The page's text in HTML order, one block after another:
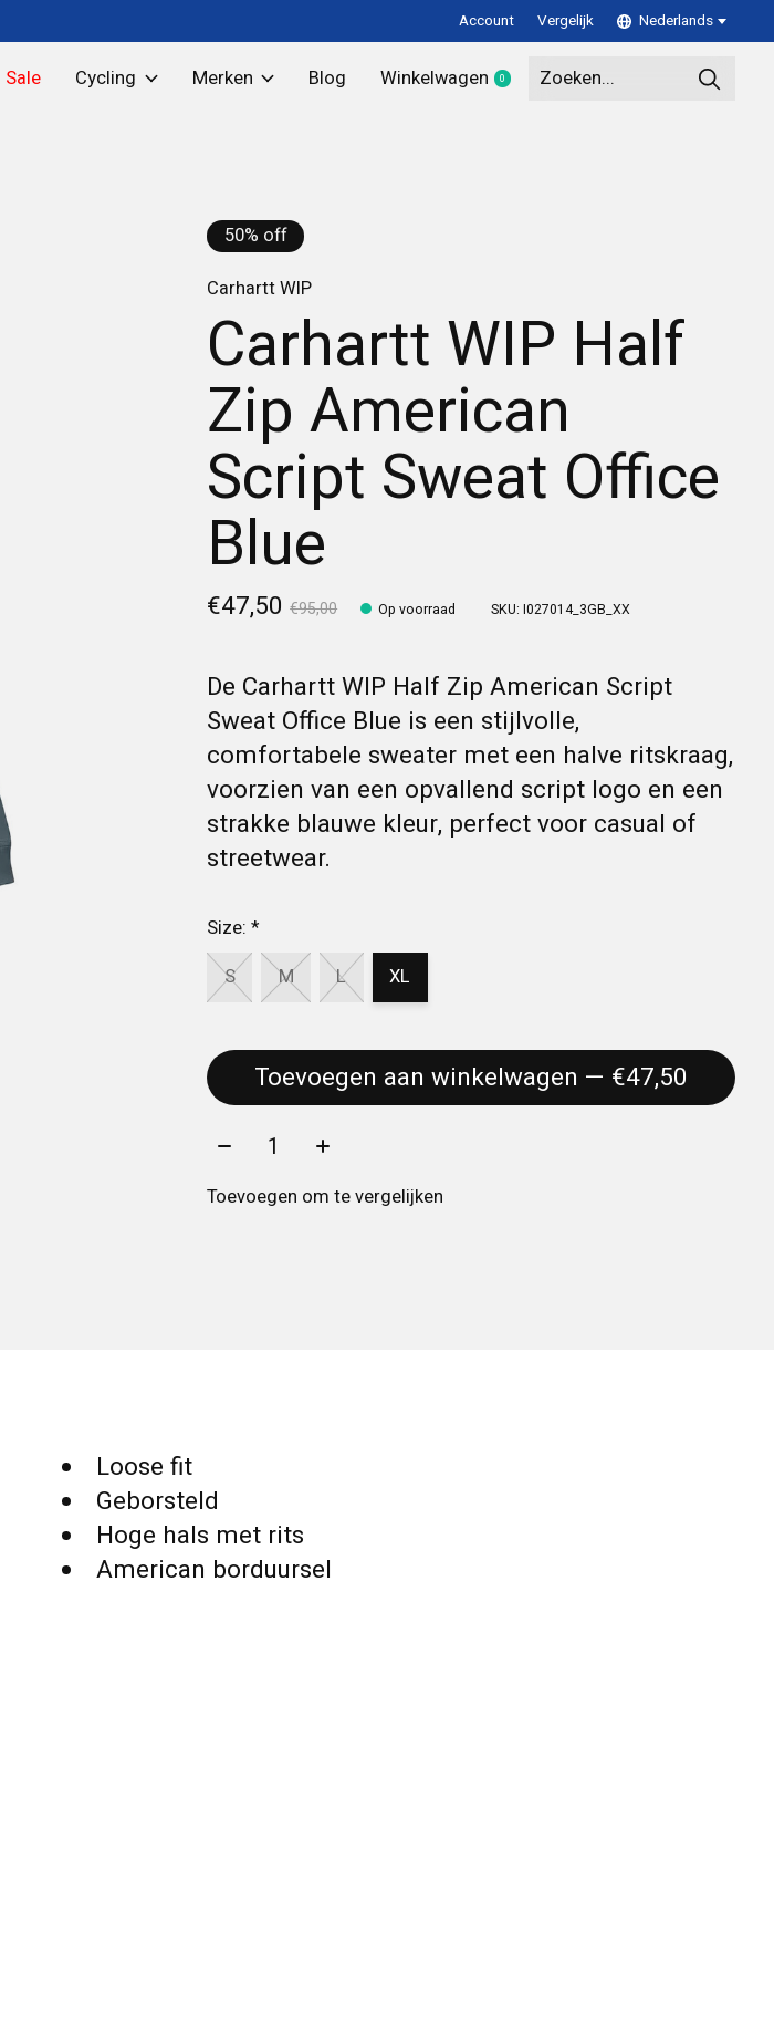
Account Vergelijk Nederlands
Sale Cycling Merken Blog Winkelwagen 0items
50% off
Carhartt WIP
Carhartt WIP Half
Zip American
Script Sweat Office
Blue
€47,50€95,00 Op voorraad SKU: I027014_3GB_XX
De Carhartt WIP Half Zip American Script
Sweat Office Blue is een stijlvolle,
comfortabele sweater met een halve ritskraag,
voorzien van een opvallend script logo en een
strakke blauwe kleur, perfect voor casual of
streetwear.
Size:*
S
M L XL
Toevoegen aan winkelwagen — €47,50
Aantal:
Toevoegen om te vergelijken
Loose fit
Geborsteld
Hoge hals met rits
American borduursel